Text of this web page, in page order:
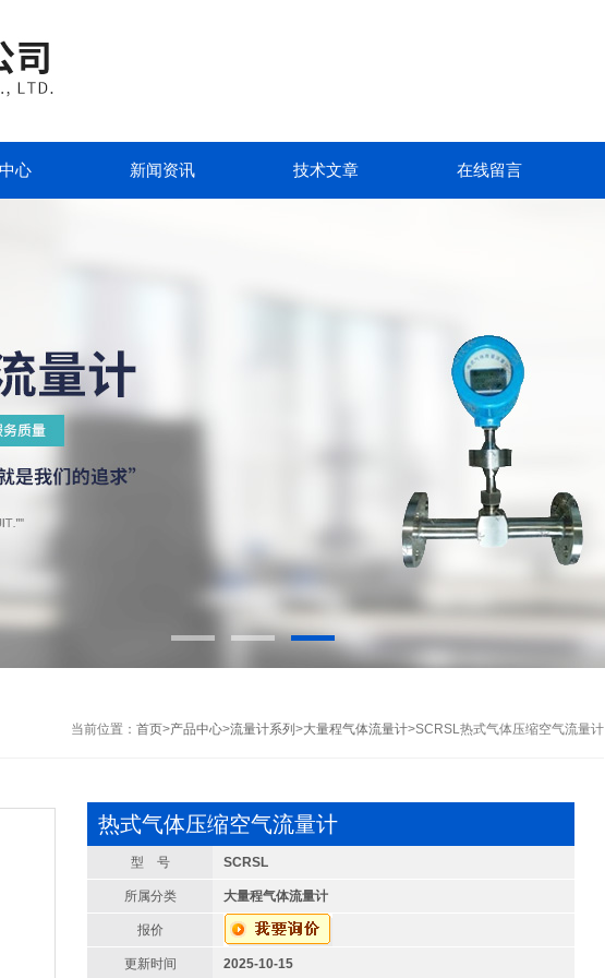
心 新闻资讯 技术文章 在线留言
当前位置： 首页>产品中心>流量计系列 >大量程气体流量计>SCRSL热式气体压缩空气流量计
热式气体压缩空气流量计
型 号 SCRSL
所属分类 大量程气体流量计
报价
更新时间 2025-10-15